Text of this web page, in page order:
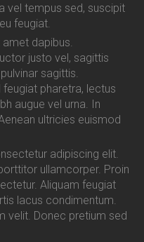
vel tempus sed, suscipit
feugiat.
dapibus.
justo vel, sagittis
sagittis.
pharetra, lectus
augue vel urna. In
ultricies euismod
adipiscing elit.
ullamcorper. Proin
Aliquam feugiat
lacus condimentum.
velit. Donec pretium sed